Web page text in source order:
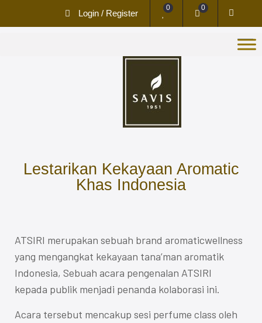
Login / Register
0 0
Lestarikan Kekayaan Aromatic
Khas Indonesia
ATSIRI merupakan sebuah brand aromaticwellness
yang mengangkat kekayaan tana’man aromatik
Indonesia, Sebuah acara pengenalan ATSIRI
kepada publik menjadi penanda kolaborasi ini.
Acara tersebut mencakup sesi perfume class oleh